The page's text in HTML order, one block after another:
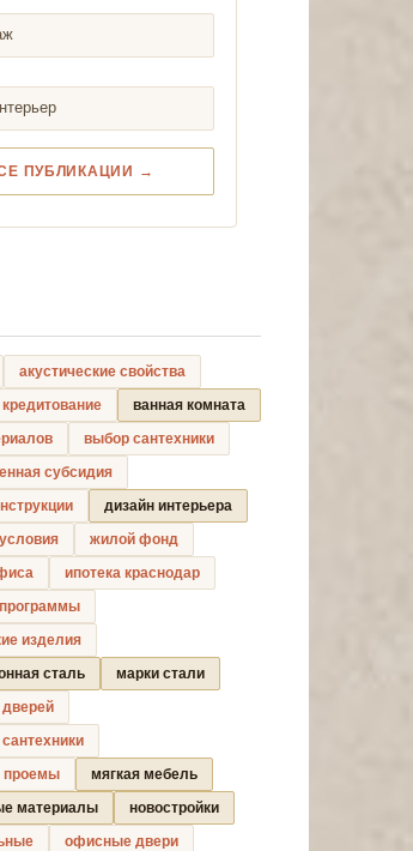
ПУБЛИКАЦИИ →
акустические свойства
ванная комната
выбор сантехники
субсидия
дизайн интерьера
жилой фонд
ипотека краснодар
изделия
сталь
марки стали
проемы
мягкая мебель
материалы
новостройки
офисные двери